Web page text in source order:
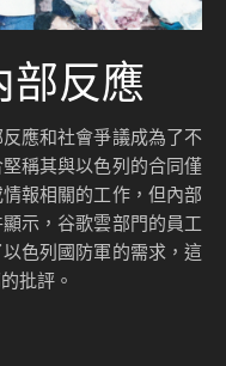
部反應
應和社會爭議成為了不
稱其與以色列的合同僅
報相關的工作，但內部
示，谷歌雲部門的員工
色列國防軍的需求，這
批評。